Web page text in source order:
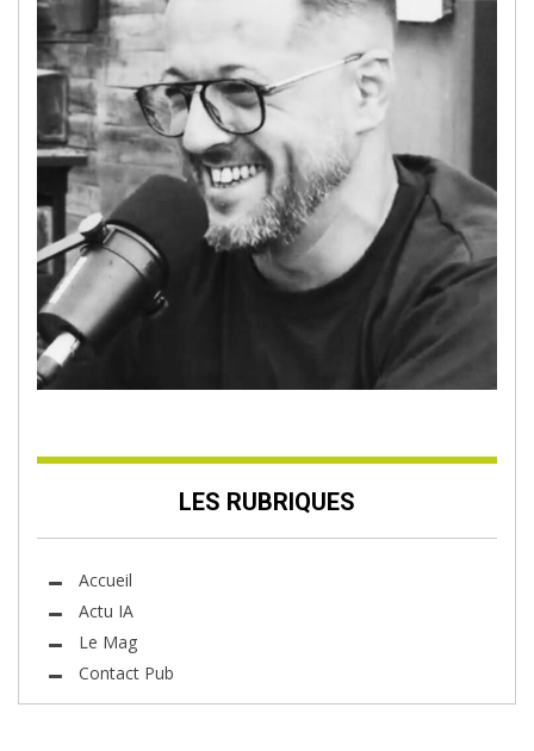
LES RUBRIQUES
Accueil
Actu IA
Le Mag
Contact Pub